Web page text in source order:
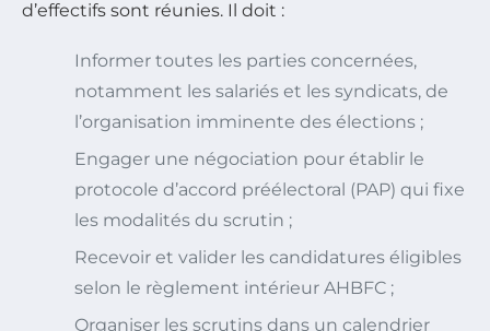
d’effectifs sont réunies. Il doit :
Informer toutes les parties concernées,
notamment les salariés et les syndicats, de
l’organisation imminente des élections ;
Engager une négociation pour établir le
protocole d’accord préélectoral (PAP) qui fixe
les modalités du scrutin ;
Recevoir et valider les candidatures éligibles
selon le règlement intérieur AHBFC ;
Organiser les scrutins dans un calendrier